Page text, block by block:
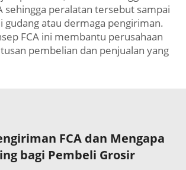
sehingga peralatan tersebut sampai
gudang atau dermaga pengiriman.
FCA ini membantu perusahaan
pembelian dan penjualan yang
FCA dan Mengapa
bagi Pembeli Grosir